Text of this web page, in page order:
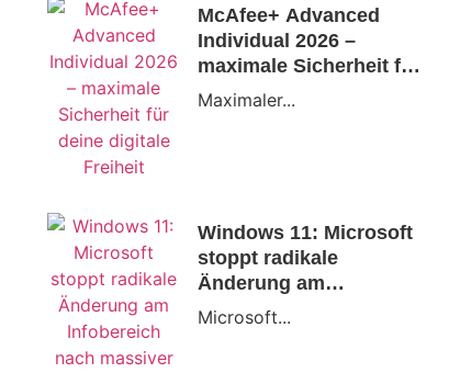
McAfee+ Advanced
Individual 2026 –
maximale Sicherheit für
deine digitale Freiheit
Maximaler...
Windows 11: Microsoft
stoppt radikale
Änderung am
Infobereich nach
Microsoft...